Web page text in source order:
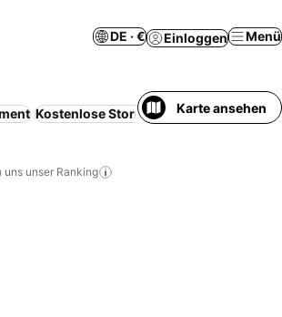
DE · € Einloggen Menü
Kostenlose Stornierung Parkplatz
Karte ansehen
uns unser Ranking